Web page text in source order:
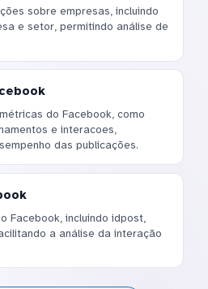
sobre empresas, incluindo
e setor, permitindo análise de
do Facebook, como
e interacoes,
das publicações.
Facebook, incluindo idpost,
a análise da interação